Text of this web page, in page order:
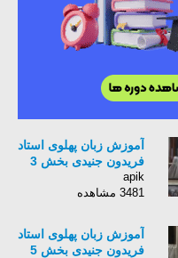
آموزش زبان پهلوی استاد
فریدون جنیدی بخش 3
apik
3481 مشاهده
آموزش زبان پهلوی استاد
فریدون جنیدی بخش 5